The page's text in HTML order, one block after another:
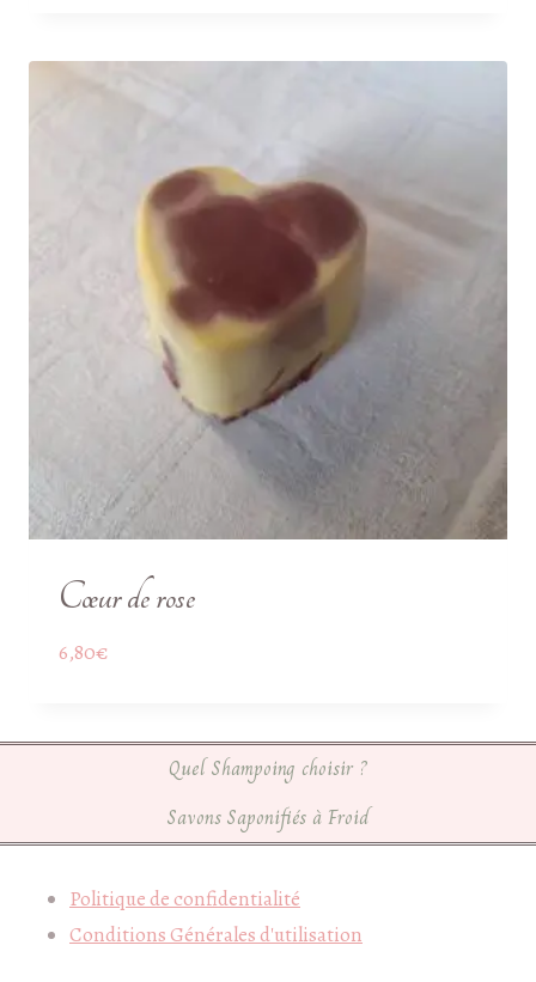
Cœur de rose
6,80€
Quel Shampoing choisir ?
Savons Saponifiés à Froid
Politique de confidentialité
Conditions Générales d'utilisation